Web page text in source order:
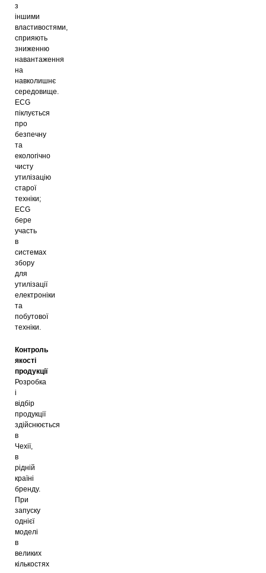
з
іншими
властивостями,
сприяють
зниженню
навантаження
на
навколишнє
середовище.
ECG
піклується
про
безпечну
та
екологічно
чисту
утилізацію
старої
техніки;
ECG
бере
участь
в
системах
збору
для
утилізації
електроніки
та
побутової
техніки.
Контроль
якості
продукції
Розробка
і
відбір
продукції
здійснюється
в
Чехії,
в
рідній
країні
бренду.
При
запуску
однієї
моделі
в
великих
кількостях